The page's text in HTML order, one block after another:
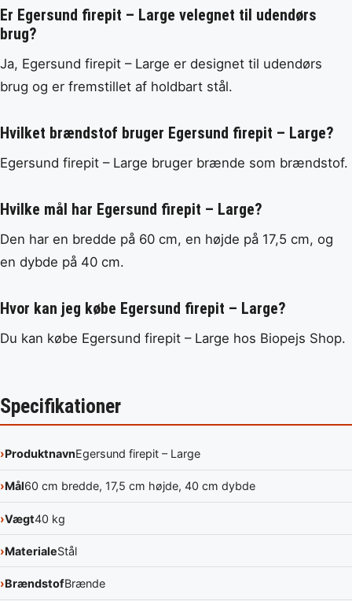
Er Egersund firepit – Large velegnet til udendørs
brug?
Ja, Egersund firepit – Large er designet til udendørs
brug og er fremstillet af holdbart stål.
Hvilket brændstof bruger Egersund firepit – Large?
Egersund firepit – Large bruger brænde som brændstof.
Hvilke mål har Egersund firepit – Large?
Den har en bredde på 60 cm, en højde på 17,5 cm, og
en dybde på 40 cm.
Hvor kan jeg købe Egersund firepit – Large?
Du kan købe Egersund firepit – Large hos Biopejs Shop.
Specifikationer
ProduktnavnEgersund firepit – Large
Mål60 cm bredde, 17,5 cm højde, 40 cm dybde
Vægt40 kg
MaterialeStål
BrændstofBrænde